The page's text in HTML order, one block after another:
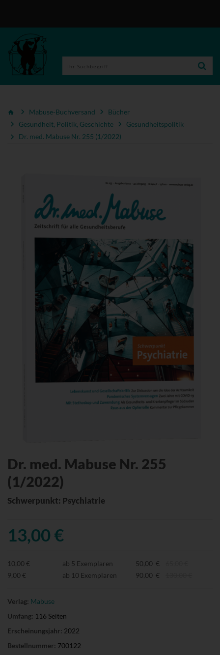
Mabuse-Buchversand
Bücher
Gesundheit, Politik, Geschichte
Gesundheitspolitik
Dr. med. Mabuse Nr. 255 (1/2022)
Dr. med. Mabuse Nr. 255
(1/2022)
Schwerpunkt: Psychiatrie
13,00 €
10,00 € ab 5 Exemplaren 50,00 €
9,00 €
ab 10 Exemplaren 90,00 €
Verlag: Mabuse
Umfang: 116 Seiten
Erscheinungsjahr: 2022
Bestellnummer: 700122